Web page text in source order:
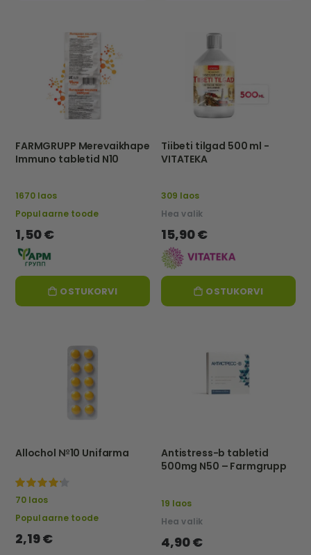
FARMGRUPP Merevaikhape
Immuno tabletid N10
1670 laos
Populaarne toode
1,50 €
OSTUKORVI
Tiibeti tilgad 500 ml -
VITATEKA
309 laos
Hea valik
15,90 €
OSTUKORVI
Allochol №10 Unifarma
70 laos
Populaarne toode
2,19 €
Antistress-b tabletid
500mg N50 – Farmgrupp
19 laos
Hea valik
4,90 €